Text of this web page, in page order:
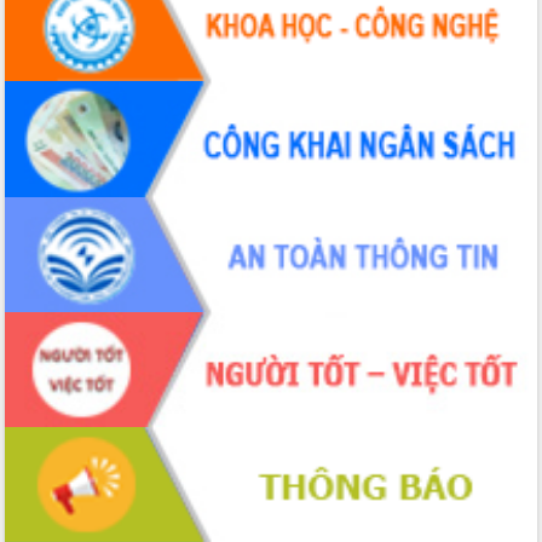
hiện nhiệm vụ quản lý tài sản công
hàng tuần
Tháo gỡ những vướng mắc, đẩy mạnh
công tác cải cách thủ tục hành chính
tại Trung tâm Phục vụ hành chính
công tỉnh
Đắk Lắk: Tôn vinh 46 giải pháp tại Hội
thi Sáng tạo Kỹ thuật 2024 - 2025
Đắk Lắk rà soát, điều chỉnh Đề án 190
về phát triển nuôi trồng thủy sản
Phó Chủ tịch UBND tỉnh Đắk Lắk
Trương Công Thái kiểm tra thực địa
Dự án cao tốc Khánh Hòa - Buôn Ma
Thuột
Định vị cà phê Việt Nam như một “di
sản sống” trong dòng chảy toàn cầu
Xây dựng nông thôn mới: Nâng cao đời
sống người dân từ những mô hình thiết
thực
Quyết liệt tháo gỡ vướng mắc, đẩy